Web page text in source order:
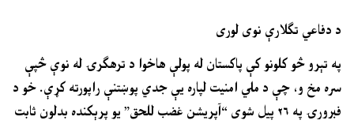
د دفاعي تګلارې نوی لوری
په تېرو څو کلونو کې پاکستان له پولې هاخوا د ترهګرۍ له نوې څپې
سره مخ و، چې د ملي امنیت لپاره یې جدي پوښتنې راپورته کړې. خو د
فبرورۍ په ۲۶ پیل شوی “آپریشن غضب للحق” یو پرېکنده بدلون ثابت